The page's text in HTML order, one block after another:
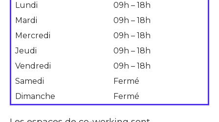
Lundi
09h – 18h
Mardi
09h – 18h
Mercredi
09h – 18h
Jeudi
09h – 18h
Vendredi
09h – 18h
Samedi
Fermé
Dimanche
Fermé